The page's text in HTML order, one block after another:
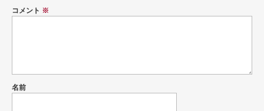
コメント ※
名前